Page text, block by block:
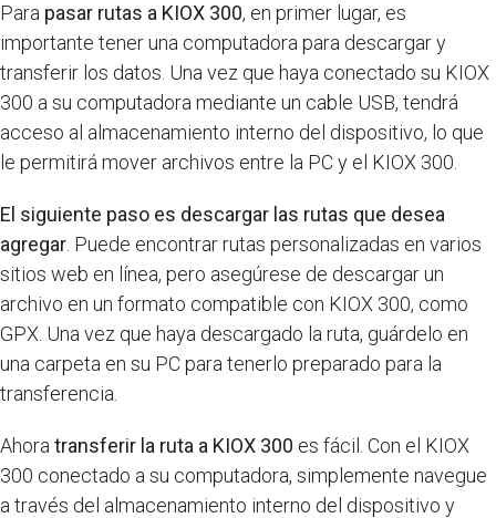
Para pasar rutas a KIOX 300, en primer lugar, es
importante tener una computadora para descargar y
transferir los datos. Una vez que haya conectado su KIOX
300 a su computadora mediante un cable USB, tendrá
acceso al almacenamiento interno del dispositivo, lo que
le permitirá mover archivos entre la PC y el KIOX 300.
El siguiente paso es descargar las rutas que desea
agregar . Puede encontrar rutas personalizadas en varios
sitios web en línea, pero asegúrese de descargar un
archivo en un formato compatible con KIOX 300, como
GPX. Una vez que haya descargado la ruta, guárdelo en
una carpeta en su PC para tenerlo preparado para la
transferencia.
Ahora transferir la ruta a KIOX 300 es fácil. Con el KIOX
300 conectado a su computadora, simplemente navegue
a través del almacenamiento interno del dispositivo y